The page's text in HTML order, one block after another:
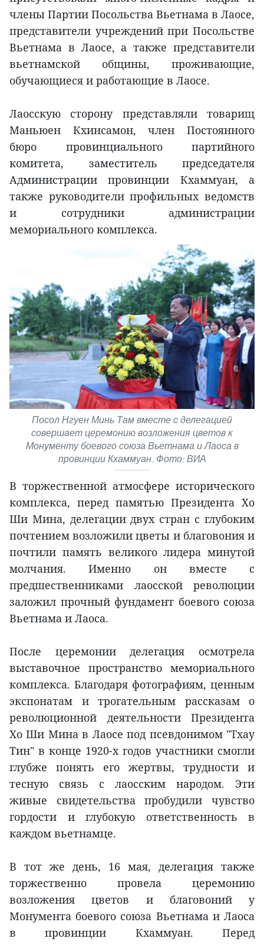
члены Партии Посольства Вьетнама в Лаосе,
представители учреждений при Посольстве
Вьетнама в Лаосе, а также представители
вьетнамской общины, проживающие,
обучающиеся и работающие в Лаосе.
Лаосскую сторону представляли товарищ
Маньюен Кхинсамон, член Постоянного
бюро провинциального партийного
комитета, заместитель председателя
Администрации провинции Кхаммуан, а
также руководители профильных ведомств
и сотрудники администрации
мемориального комплекса.
Посол Нгуен Минь Там вместе с делегацией
совершает церемонию возложения цветов к
Монументу боевого союза Вьетнама и Лаоса в
провинции Кхаммуан. Фото: ВИА
В торжественной атмосфере исторического
комплекса, перед памятью Президента Хо
Ши Мина, делегации двух стран с глубоким
почтением возложили цветы и благовония и
почтили память великого лидера минутой
молчания. Именно он вместе с
предшественниками лаосской революции
заложил прочный фундамент боевого союза
Вьетнама и Лаоса.
После церемонии делегация осмотрела
выставочное пространство мемориального
комплекса. Благодаря фотографиям, ценным
экспонатам и трогательным рассказам о
революционной деятельности Президента
Хо Ши Мина в Лаосе под псевдонимом "Тхау
Тин" в конце 1920-х годов участники смогли
глубже понять его жертвы, трудности и
тесную связь с лаосским народом. Эти
живые свидетельства пробудили чувство
гордости и глубокую ответственность в
каждом вьетнамце.
В тот же день, 16 мая, делегация также
торжественно провела церемонию
возложения цветов и благовоний у
Монумента боевого союза Вьетнама и Лаоса
в провинции Кхаммуан. Перед